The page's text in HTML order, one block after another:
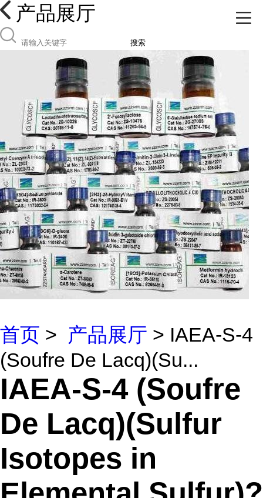
产品展厅
搜索
首页 > 产品展厅 > IAEA-S-4
(Soufre De Lacq)(Su...
IAEA-S-4 (Soufre
De Lacq)(Sulfur
Isotopes in